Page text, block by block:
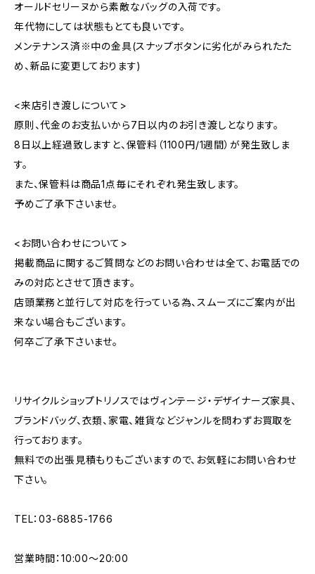
オールドセリーヌから素敵なバッグの入荷です。
年代物にしては状態もとても良いです。
メンテナンス済※中の金具(スナップボタンに劣化がみられたた
め、新品に変更しております)
<来店引き渡しについて>
原則、代金のお支払いから7日以内のお引き渡しとなります。
8日以上経過致しますと、保管料（1100円/1週間）が発生致しま
す。
また、保管料は商品1点毎にそれぞれ発生致します。
予めご了承下さいませ。
<お問い合わせについて>
掲載商品に関するご質問などのお問い合わせは全て、お電話での
みの対応とさせて頂きます。
店頭業務と並行して対応を行っている為、スムーズにご案内が出
来ない場合もございます。
何卒ご了承下さいませ。
リサイクルショップトリノスではヴィンテージ・デザイナーズ家具、
ブランドバッグ、衣類、家電、雑貨などジャンルを問わずお買取を
行っております。
無料での出張見積もりもございますので、お気軽にお問い合わせ
下さい。
TEL：03-6885-1766
営業時間：10:00〜20:00